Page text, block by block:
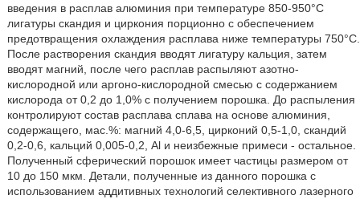
введения в расплав алюминия при температуре 850-950°С
лигатуры скандия и циркония порционно с обеспечением
предотвращения охлаждения расплава ниже температуры 750°С.
После растворения скандия вводят лигатуру кальция, затем
вводят магний, после чего расплав распыляют азотно-
кислородной или аргоно-кислородной смесью с содержанием
кислорода от 0,2 до 1,0% с получением порошка. До распыления
контролируют состав расплава сплава на основе алюминия,
содержащего, мас.%: магний 4,0-6,5, цирконий 0,5-1,0, скандий
0,2-0,6, кальций 0,005-0,2, Al и неизбежные примеси - остальное.
Полученный сферический порошок имеет частицы размером от
10 до 150 мкм. Детали, полученные из данного порошка с
использованием аддитивных технологий селективного лазерного